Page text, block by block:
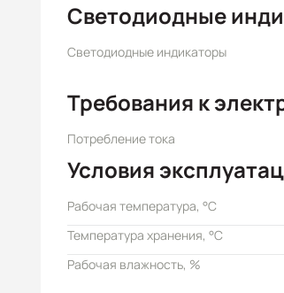
Светодиодные
Светодиодные индикаторы
Требования к
Потребление тока
Условия
Рабочая температура, °C
Температура хранения, °C
Рабочая влажность, %